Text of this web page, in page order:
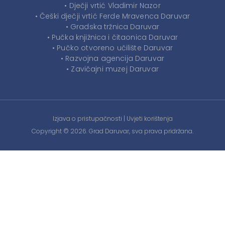
• Dječji vrtić Vladimir Nazor
• Češki dječji vrtić Ferde Mravenca Daruvar
• Gradska tržnica Daruvar
• Pučka knjižnica i čitaonica Daruvar
• Pučko otvoreno učilište Daruvar
• Razvojna agencija Daruvar
• Zavičajni muzej Daruvar
Izjava o pristupačnosti | Uvjeti korištenja
Copyright © 2026. Grad Daruvar, sva prava pridržana.